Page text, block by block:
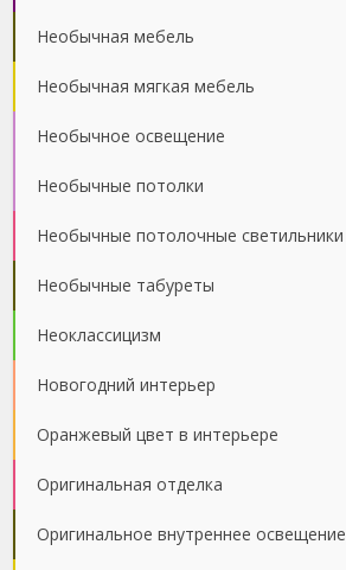
Необычная мебель
Необычная мягкая мебель
Необычное освещение
Необычные потолки
Необычные потолочные светильники
Необычные табуреты
Неоклассицизм
Новогодний интерьер
Оранжевый цвет в интерьере
Оригинальная отделка
Оригинальное внутреннее освещение